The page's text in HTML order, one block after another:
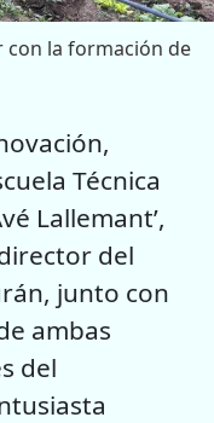
con la formación de
Técnica
Lallemant’,
del
junto con
ambas
del